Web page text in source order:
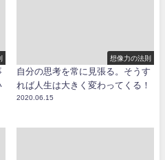
想像力の法則
自分の思考を常に見張る。そうす
れば人生は大きく変わってくる！
2020.06.15